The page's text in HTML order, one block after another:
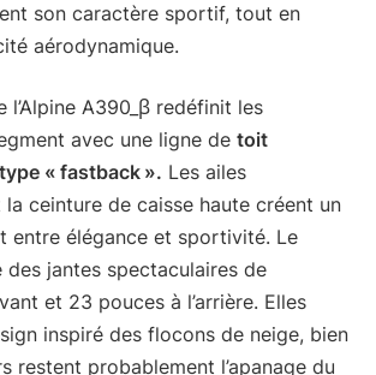
son caractère sportif, tout en
aérodynamique.
l’Alpine A390_β redéfinit les
avec une ligne de toit
« fastback ». Les ailes
la ceinture de caisse haute créent un
entre élégance et sportivité. Le
jantes spectaculaires de
et 23 pouces à l’arrière. Elles
inspiré des flocons de neige, bien
restent probablement l’apanage du